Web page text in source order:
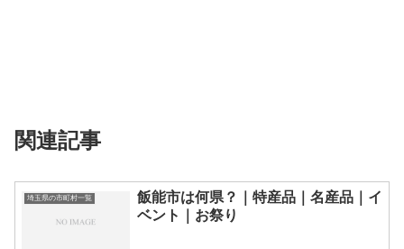
関連記事
埼玉県の市町村一覧
飯能市は何県？｜特産品｜名産品｜イ
ベント｜お祭り